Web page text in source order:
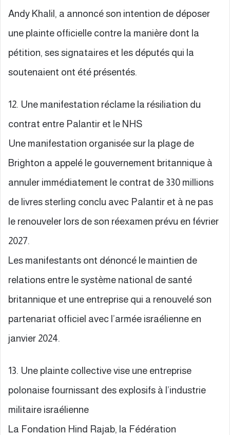
Andy Khalil, a annoncé son intention de déposer
une plainte officielle contre la manière dont la
pétition, ses signataires et les députés qui la
soutenaient ont été présentés.
12. Une manifestation réclame la résiliation du
contrat entre Palantir et le NHS
Une manifestation organisée sur la plage de
Brighton a appelé le gouvernement britannique à
annuler immédiatement le contrat de 330 millions
de livres sterling conclu avec Palantir et à ne pas
le renouveler lors de son réexamen prévu en février
2027.
Les manifestants ont dénoncé le maintien de
relations entre le système national de santé
britannique et une entreprise qui a renouvelé son
partenariat officiel avec l’armée israélienne en
janvier 2024.
13. Une plainte collective vise une entreprise
polonaise fournissant des explosifs à l’industrie
militaire israélienne
La Fondation Hind Rajab, la Fédération